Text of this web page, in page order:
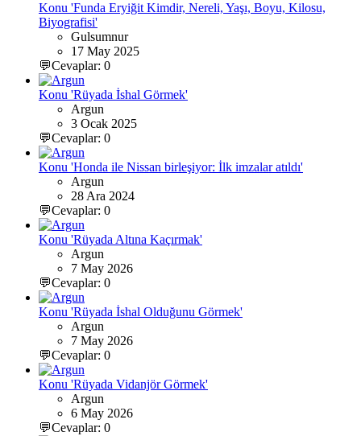
Konu 'Funda Eryiğit Kimdir, Nereli, Yaşı, Boyu, Kilosu,
Biyografisi'
Gulsumnur
17 May 2025
💬Cevaplar: 0
Konu 'Rüyada İshal Görmek'
Argun
3 Ocak 2025
💬Cevaplar: 0
Konu 'Honda ile Nissan birleşiyor: İlk imzalar atıldı'
Argun
28 Ara 2024
💬Cevaplar: 0
Konu 'Rüyada Altına Kaçırmak'
Argun
7 May 2026
💬Cevaplar: 0
Konu 'Rüyada İshal Olduğunu Görmek'
Argun
7 May 2026
💬Cevaplar: 0
Konu 'Rüyada Vidanjör Görmek'
Argun
6 May 2026
💬Cevaplar: 0